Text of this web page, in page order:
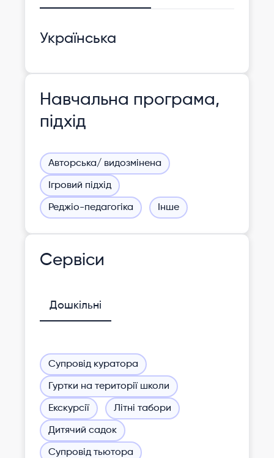
Українська
Навчальна програма,
підхід
Авторська/ видозмінена
Ігровий підхід
Реджіо-педагогіка Інше
Сервіси
Дошкільні
Супровід куратора
Гуртки на території школи
Екскурсії Літні табори
Дитячий садок
Супровід тьютора